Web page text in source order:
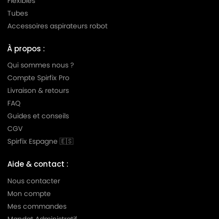
HOOVER
HOOVER U4002 à U4058(Série)
HOOVER
HOOVER U4003
HOOVER
HOOVER U4006
HOOVER
HOOVER
HOOVER U4016
HOOVER
HOOVER U4046
Tubes
Accessoires aspirateurs robot
À propos :
Qui sommes nous ?
Compte Spirfix Pro
Livraison & retours
FAQ
Guides et conseils
CGV
Spirfix Espagne 🇪🇸
Aide & contact :
Nous contacter
Mon compte
Mes commandes